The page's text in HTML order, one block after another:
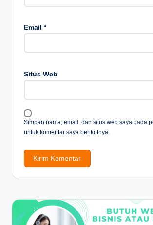
Email *
Situs Web
Simpan nama, email, dan situs web saya pada
untuk komentar saya berikutnya.